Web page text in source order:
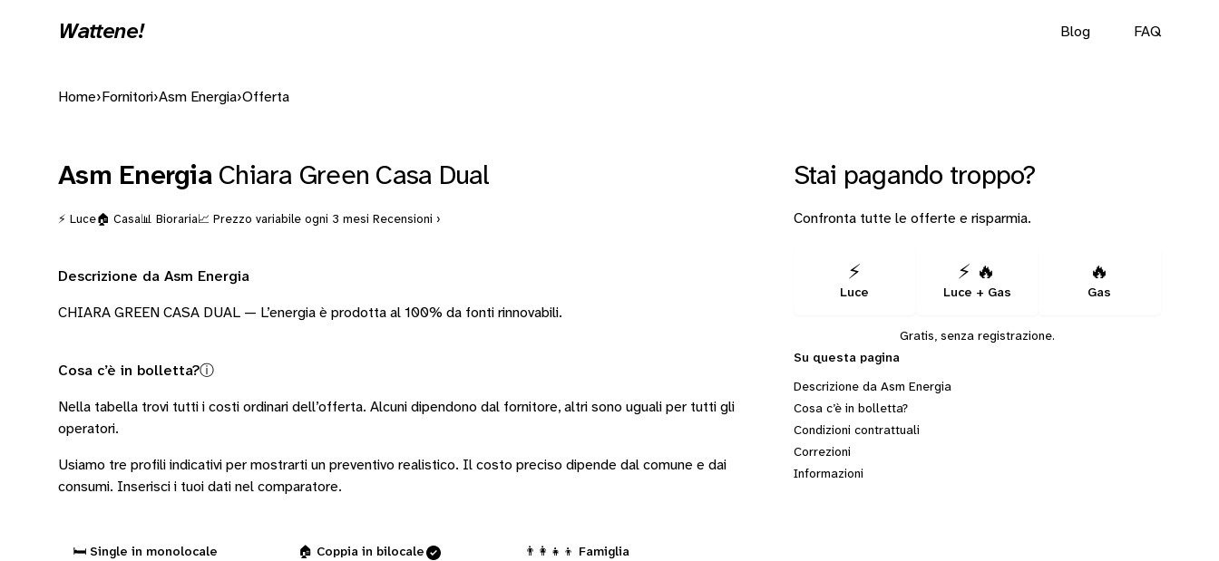
Wattene! Blog FAQ
Home› Fornitori›Asm Energia›Offerta
Asm Energia Chiara Green Casa Dual
⚡ Luce🏠 Casa📊 Bioraria📈 Prezzo variabile ogni 3 mesi Recensioni ›
Descrizione da Asm Energia
CHIARA GREEN CASA DUAL — L’energia è prodotta al 100% da fonti rinnovabili.
Cosa c’è in bolletta?ⓘ
Nella tabella trovi tutti i costi ordinari dell’offerta. Alcuni dipendono dal fornitore, altri sono uguali per tutti gli
operatori.
Usiamo tre profili indicativi per mostrarti un preventivo realistico. Il costo preciso dipende dal comune e dai
consumi. Inserisci i tuoi dati nel comparatore.
🛏️ Single in monolocale
🏠 Coppia in bilocale
👨‍👩‍👧‍👦 Famiglia
Stai pagando troppo?
Confronta tutte le offerte e risparmia.
⚡
Luce
⚡ 🔥
Luce + Gas
🔥
Gas
Gratis, senza registrazione.
Su questa pagina
Descrizione da Asm Energia
Cosa c’è in bolletta?
Condizioni contrattuali
Correzioni
Informazioni